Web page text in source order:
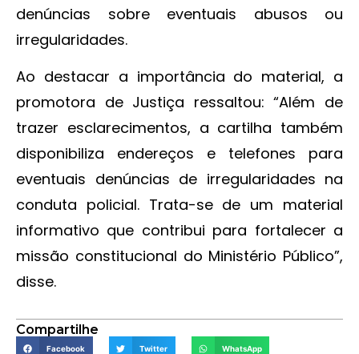
denúncias sobre eventuais abusos ou
irregularidades.
Ao destacar a importância do material, a
promotora de Justiça ressaltou: “Além de
trazer esclarecimentos, a cartilha também
disponibiliza endereços e telefones para
eventuais denúncias de irregularidades na
conduta policial. Trata-se de um material
informativo que contribui para fortalecer a
missão constitucional do Ministério Público”,
disse.
Compartilhe
Facebook Twitter WhatsApp